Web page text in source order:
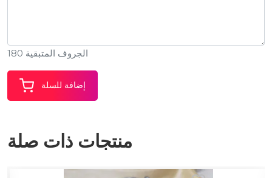
الجروف المتبقية 180
إضافة للسلة
منتجات ذات صلة